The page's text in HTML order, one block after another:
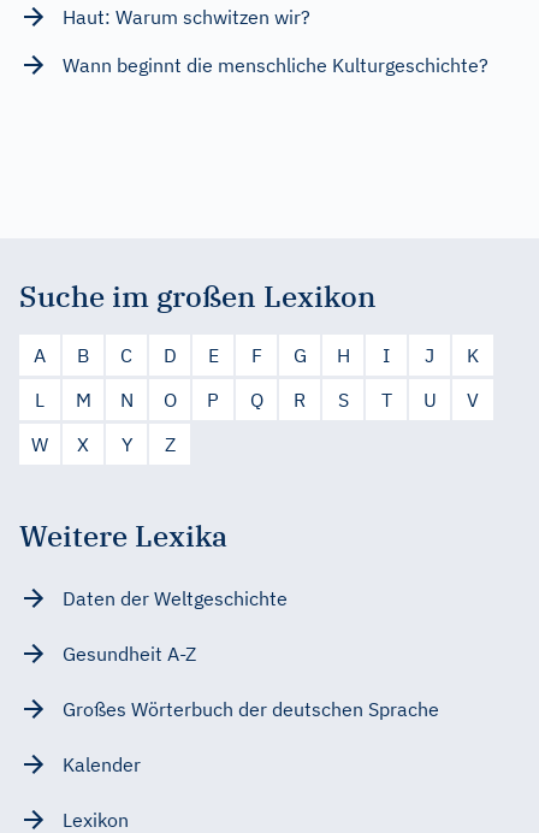
Haut: Warum schwitzen wir?
Wann beginnt die menschliche Kulturgeschichte?
Suche im großen Lexikon
A B C D E F G H I J
K
L
M N O P Q R S T U
V
W
X Y Z
Weitere Lexika
Daten der Weltgeschichte
Gesundheit A-Z
Großes Wörterbuch der deutschen Sprache
Kalender
Lexikon